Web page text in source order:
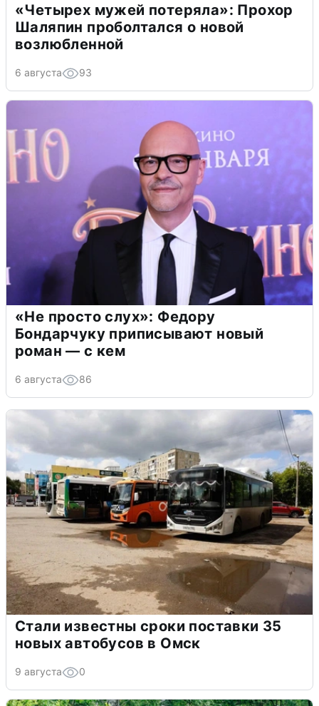
«Четырех мужей потеряла»: Прохор
Шаляпин проболтался о новой
возлюбленной
6 августа 93
«Не просто слух»: Федору
Бондарчуку приписывают новый
роман — с кем
6 августа 86
Стали известны сроки поставки 35
новых автобусов в Омск
9 августа 0